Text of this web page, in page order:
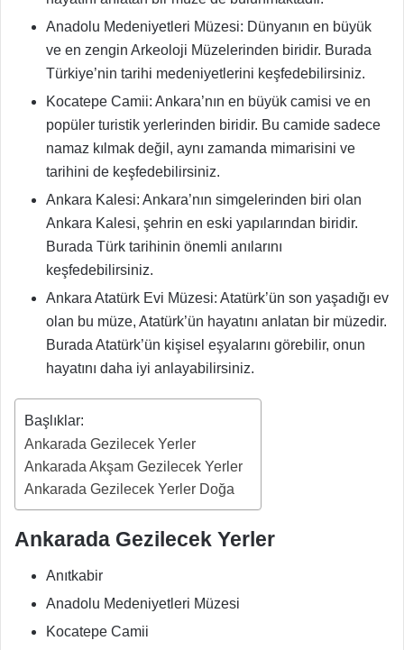
Anadolu Medeniyetleri Müzesi: Dünyanın en büyük
ve en zengin Arkeoloji Müzelerinden biridir. Burada
Türkiye’nin tarihi medeniyetlerini keşfedebilirsiniz.
Kocatepe Camii: Ankara’nın en büyük camisi ve en
popüler turistik yerlerinden biridir. Bu camide sadece
namaz kılmak değil, aynı zamanda mimarisini ve
tarihini de keşfedebilirsiniz.
Ankara Kalesi: Ankara’nın simgelerinden biri olan
Ankara Kalesi, şehrin en eski yapılarından biridir.
Burada Türk tarihinin önemli anılarını
keşfedebilirsiniz.
Ankara Atatürk Evi Müzesi: Atatürk’ün son yaşadığı ev
olan bu müze, Atatürk’ün hayatını anlatan bir müzedir.
Burada Atatürk’ün kişisel eşyalarını görebilir, onun
hayatını daha iyi anlayabilirsiniz.
Başlıklar:
Ankarada Gezilecek Yerler
Ankarada Akşam Gezilecek Yerler
Ankarada Gezilecek Yerler Doğa
Ankarada Gezilecek Yerler
Anıtkabir
Anadolu Medeniyetleri Müzesi
Kocatepe Camii